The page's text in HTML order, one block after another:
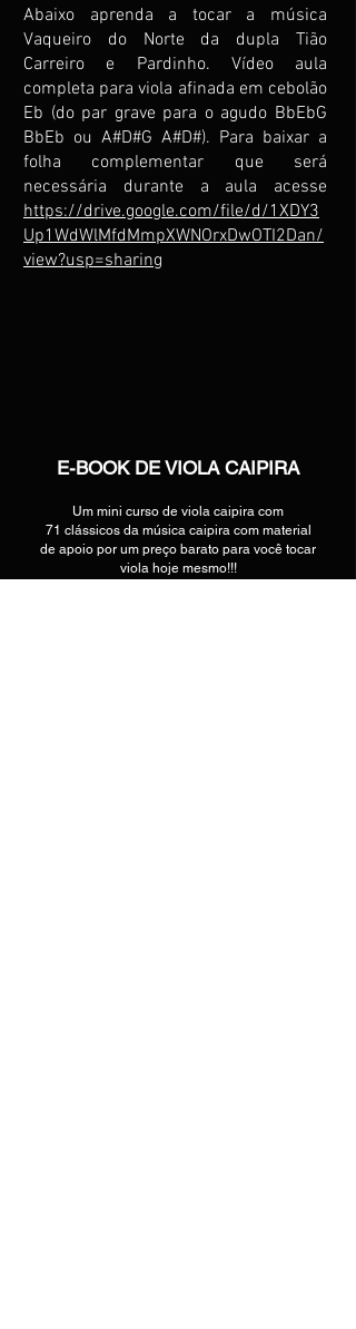
Abaixo aprenda a tocar a música
Vaqueiro do Norte da dupla Tião
Carreiro e Pardinho. Vídeo aula
completa para viola afinada em cebolão
Eb (do par grave para o agudo BbEbG
BbEb ou A#D#G A#D#). Para baixar a
folha complementar que será
necessária durante a aula acesse
https://drive.google.com/file/d/1XDY3
Up1WdWlMfdMmpXWNOrxDwOTI2Dan/
view?usp=sharing
E-BOOK DE VIOLA CAIPIRA
Um mini curso de viola caipira com
71 clássicos da música caipira com material
de apoio por um preço barato para você tocar
viola hoje mesmo!!!